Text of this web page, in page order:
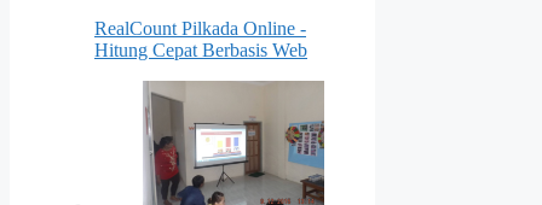
RealCount Pilkada Online -
Hitung Cepat Berbasis Web